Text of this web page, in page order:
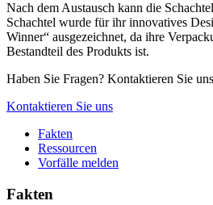
Nach dem Austausch kann die
Schachtel wurde für ihr innovatives
Winner“ ausgezeichnet, da ihre
Bestandteil des Produkts ist.
Haben Sie Fragen? Kontaktieren Sie
Kontaktieren Sie uns
Fakten
Ressourcen
Vorfälle melden
Fakten